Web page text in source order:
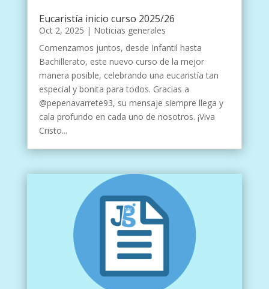
Eucaristía inicio curso 2025/26
Oct 2, 2025 | Noticias generales
Comenzamos juntos, desde Infantil hasta
Bachillerato, este nuevo curso de la mejor
manera posible, celebrando una eucaristía tan
especial y bonita para todos. Gracias a
@pepenavarrete93, su mensaje siempre llega y
cala profundo en cada uno de nosotros. ¡Viva
Cristo...